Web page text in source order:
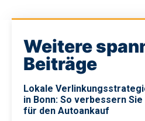
Weitere
Beiträge
Lokale
in Bonn: So verbessern
für den Autoankauf